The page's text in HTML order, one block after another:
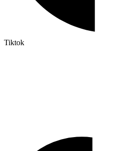
Tiktok